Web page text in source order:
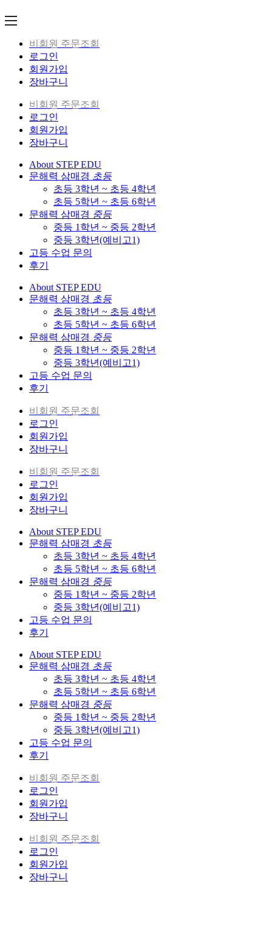
to
비회원 주문조회
로그인
회원가입
장바구니
비회원 주문조회
로그인
회원가입
장바구니
About STEP EDU
문해력 삼매경 초등
초등 3학년 ~ 초등 4학년
초등 5학년 ~ 초등 6학년
문해력 삼매경 중등
중등 1학년 ~ 중등 2학년
중등 3학년(예비고1)
고등 수업 문의
후기
About STEP EDU
문해력 삼매경 초등
초등 3학년 ~ 초등 4학년
초등 5학년 ~ 초등 6학년
문해력 삼매경 중등
중등 1학년 ~ 중등 2학년
중등 3학년(예비고1)
고등 수업 문의
후기
비회원 주문조회
로그인
회원가입
장바구니
비회원 주문조회
로그인
회원가입
장바구니
About STEP EDU
문해력 삼매경 초등
초등 3학년 ~ 초등 4학년
초등 5학년 ~ 초등 6학년
문해력 삼매경 중등
중등 1학년 ~ 중등 2학년
중등 3학년(예비고1)
고등 수업 문의
후기
About STEP EDU
문해력 삼매경 초등
초등 3학년 ~ 초등 4학년
초등 5학년 ~ 초등 6학년
문해력 삼매경 중등
중등 1학년 ~ 중등 2학년
중등 3학년(예비고1)
고등 수업 문의
후기
비회원 주문조회
로그인
회원가입
장바구니
비회원 주문조회
로그인
회원가입
장바구니